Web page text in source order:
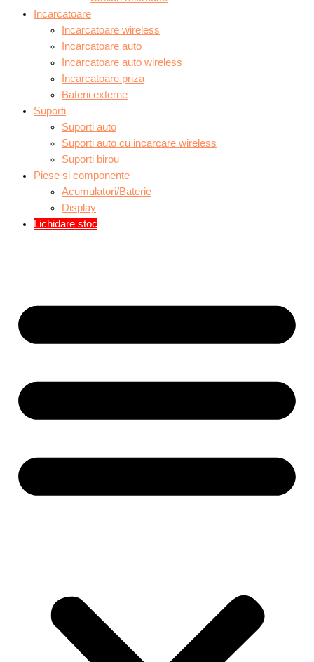
Incarcatoare
Incarcatoare wireless
Incarcatoare auto
Incarcatoare auto wireless
Incarcatoare priza
Baterii externe
Suporti
Suporti auto
Suporti auto cu incarcare wireless
Suporti birou
Piese si componente
Acumulatori/Baterie
Display
Lichidare stoc